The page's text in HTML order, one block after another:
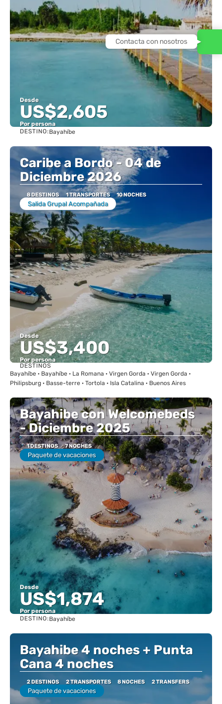
Desde
US$2,605
Por persona
DESTINO:Bayahíbe
Caribe a Bordo - 04 de
Diciembre 2026
8 DESTINOS 1 TRANSPORTES 10 NOCHES
Salida Grupal Acompañada
Desde
US$3,400
Por persona
Ver
DESTINOS
Bayahíbe · Bayahíbe · La Romana · Virgen Gorda · Virgen Gorda ·
Philipsburg · Basse-terre · Tortola · Isla Catalina · Buenos Aires
Bayahibe con Welcomebeds
- Diciembre 2025
1 DESTINOS 7 NOCHES
Paquete de vacaciones
Desde
US$1,874
Por persona
DESTINO:Bayahíbe
Bayahibe 4 noches + Punta
Cana 4 noches
2 DESTINOS 2 TRANSPORTES 8 NOCHES 2 TRANSFERS
Paquete de vacaciones
Contacta con nosotros